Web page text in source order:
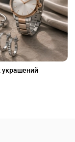
украшений